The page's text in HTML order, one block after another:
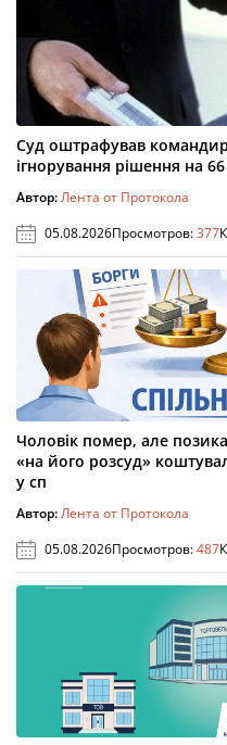
Суд оштрафував
ігнорування рішення на
Автор:Лента от Протокола
05.08.2026Просмотров:377
Чоловік помер, але
«на його розсуд»
у сп
Автор:Лента от Протокола
05.08.2026Просмотров:487